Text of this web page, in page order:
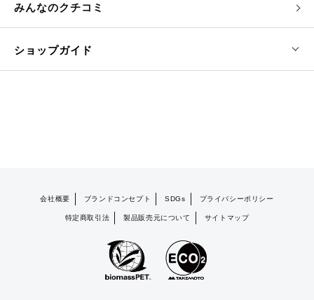
みんなのクチコミ
ショップガイド
会社概要 ブランドコンセプト SDGs プライバシーポリシー
特定商取引法 製品販売元について サイトマップ